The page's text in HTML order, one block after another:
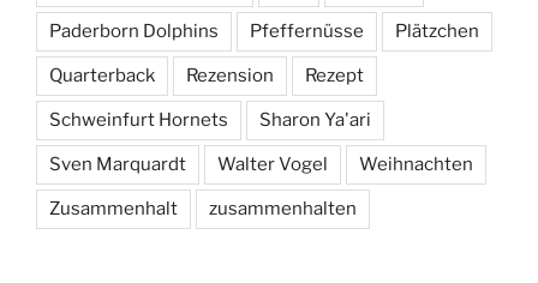
Paderborn Dolphins Pfeffernüsse Plätzchen
Quarterback Rezension Rezept
Schweinfurt Hornets Sharon Ya'ari
Sven Marquardt Walter Vogel Weihnachten
Zusammenhalt zusammenhalten